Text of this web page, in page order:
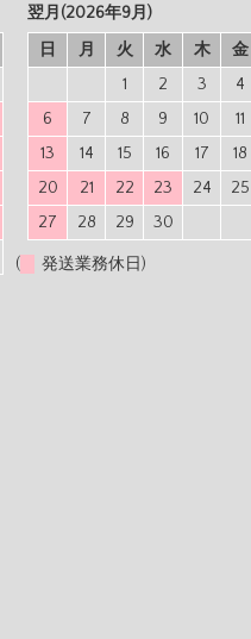
翌月(2026年9月)
日
月 火 水 木 金
1
2 3 4
6
7 8 9 10 11
13
14 15 16 17 18
20
21 22 23 24 25
27
28 29 30
( 発送業務休日)